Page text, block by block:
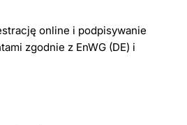
online i podpisywanie
zgodnie z EnWG (DE) i